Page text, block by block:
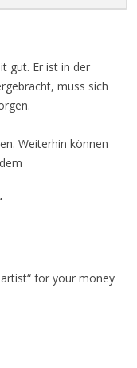
gut. Er ist in der
muss sich
Weiterhin können
for your money